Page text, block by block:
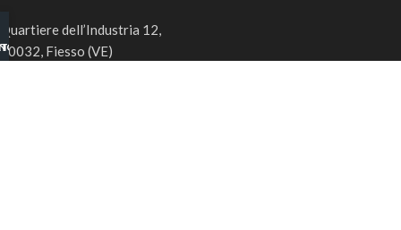
Quartiere dell’Industria 12,
30032, Fiesso (VE)
B2B